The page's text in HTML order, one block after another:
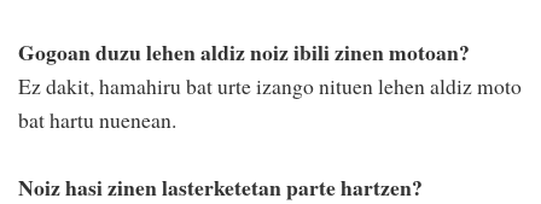
Gogoan duzu lehen aldiz noiz ibili zinen motoan?
Ez dakit, hamahiru bat urte izango nituen lehen aldiz moto
bat hartu nuenean.
Noiz hasi zinen lasterketetan parte hartzen?